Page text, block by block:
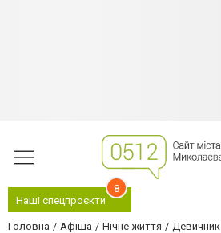
Наші спецпроєкти
8
Головна Афіша Нічне життя Девичник